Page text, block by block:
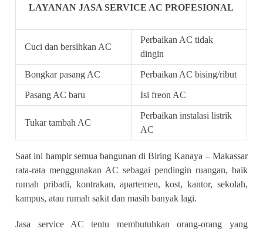
LAYANAN JASA SERVICE AC PROFESIONAL
Cuci dan bersihkan AC
Perbaikan AC tidak
dingin
Bongkar pasang AC Perbaikan AC bising/ribut
Pasang AC baru Isi freon AC
Tukar tambah AC
Perbaikan instalasi listrik
AC
Saat ini hampir semua bangunan di Biring Kanaya – Makassar
rata-rata menggunakan AC sebagai pendingin ruangan, baik
rumah pribadi, kontrakan, apartemen, kost, kantor, sekolah,
kampus, atau rumah sakit dan masih banyak lagi.
Jasa service AC tentu membutuhkan orang-orang yang